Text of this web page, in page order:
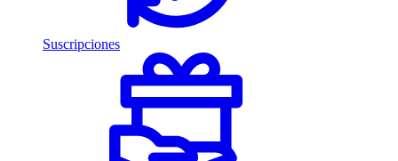
Suscripciones